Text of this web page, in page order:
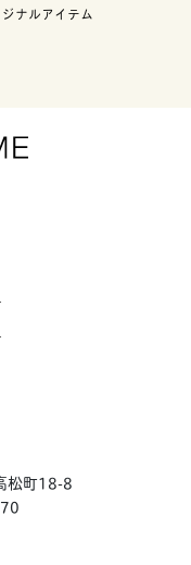
ナルアイテム
松町18-8